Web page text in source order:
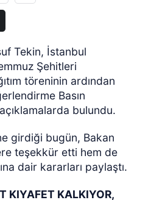
Tekin, İstanbul
Şehitleri
töreninin ardından
Basın
bulundu.
girdiği bugün, Bakan
teşekkür etti hem de
dair kararları paylaştı.
KIYAFET KALKIYOR,